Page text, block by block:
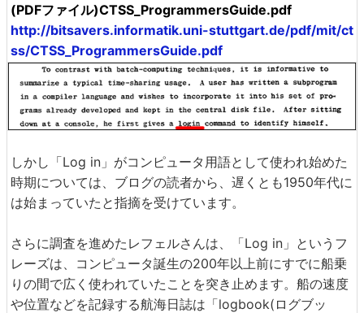
(PDFファイル)CTSS_ProgrammersGuide.pdf
http://bitsavers.informatik.uni-stuttgart.de/pdf/mit/ct
ss/CTSS_ProgrammersGuide.pdf
しかし「Log in」がコンピュータ用語として使われ始めた
時期については、ブログの読者から、遅くとも1950年代に
は始まっていたと指摘を受けています。
さらに調査を進めたレフェルさんは、「Log in」というフ
レーズは、コンピュータ誕生の200年以上前にすでに船乗
りの間で広く使われていたことを突き止めます。船の速度
や位置などを記録する航海日誌は「logbook(ログブッ